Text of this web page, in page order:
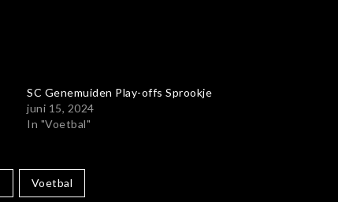
SC Genemuiden Play-offs Sprookje
juni 15, 2024
In "Voetbal"
Voetbal